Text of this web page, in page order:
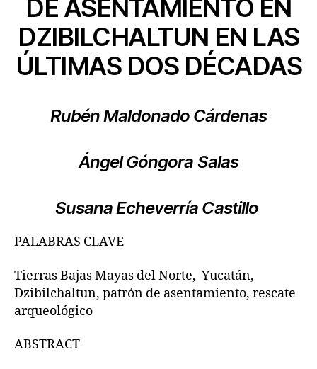
DE ASENTAMIENTO EN
DZIBILCHALTUN EN LAS
ÚLTIMAS DOS DÉCADAS
Rubén Maldonado Cárdenas
Ángel Góngora Salas
Susana Echeverría Castillo
PALABRAS CLAVE
Tierras Bajas Mayas del Norte, Yucatán,
Dzibilchaltun, patrón de asentamiento, rescate
arqueológico
ABSTRACT